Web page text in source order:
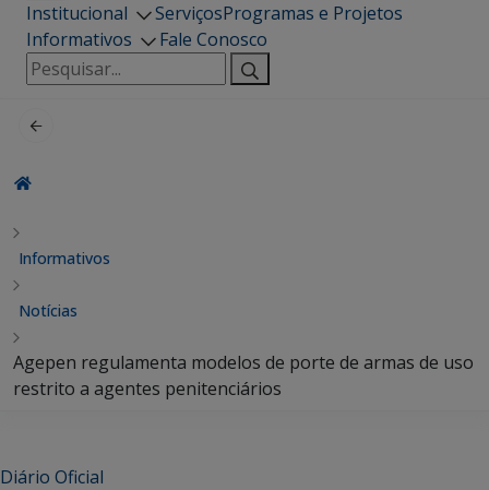
Institucional ServiçosProgramas e Projetos
Informativos
Fale Conosco
Pesquisar
por:
Informativos
Notícias
Agepen regulamenta modelos de porte de armas de uso
restrito a agentes penitenciários
Diário Oficial